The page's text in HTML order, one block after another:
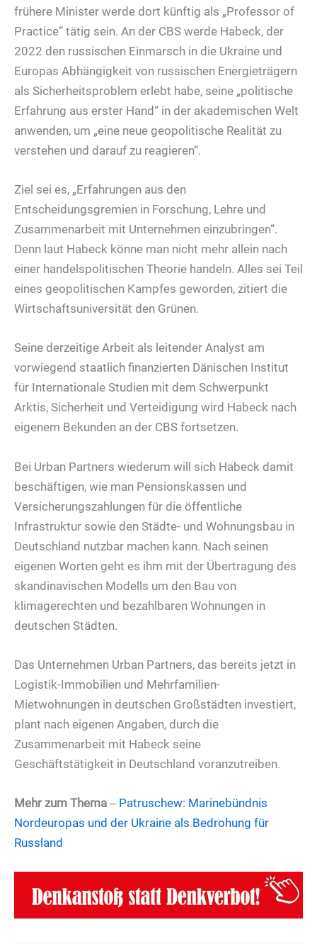
frühere Minister werde dort künftig als „Professor of
Practice“ tätig sein. An der CBS werde Habeck, der
2022 den russischen Einmarsch in die Ukraine und
Europas Abhängigkeit von russischen Energieträgern
als Sicherheitsproblem erlebt habe, seine „politische
Erfahrung aus erster Hand“ in der akademischen Welt
anwenden, um „eine neue geopolitische Realität zu
verstehen und darauf zu reagieren“.
Ziel sei es, „Erfahrungen aus den
Entscheidungsgremien in Forschung, Lehre und
Zusammenarbeit mit Unternehmen einzubringen“.
Denn laut Habeck könne man nicht mehr allein nach
einer handelspolitischen Theorie handeln. Alles sei Teil
eines geopolitischen Kampfes geworden, zitiert die
Wirtschaftsuniversität den Grünen.
Seine derzeitige Arbeit als leitender Analyst am
vorwiegend staatlich finanzierten Dänischen Institut
für Internationale Studien mit dem Schwerpunkt
Arktis, Sicherheit und Verteidigung wird Habeck nach
eigenem Bekunden an der CBS fortsetzen.
Bei Urban Partners wiederum will sich Habeck damit
beschäftigen, wie man Pensionskassen und
Versicherungszahlungen für die öffentliche
Infrastruktur sowie den Städte- und Wohnungsbau in
Deutschland nutzbar machen kann. Nach seinen
eigenen Worten geht es ihm mit der Übertragung des
skandinavischen Modells um den Bau von
klimagerechten und bezahlbaren Wohnungen in
deutschen Städten.
Das Unternehmen Urban Partners, das bereits jetzt in
Logistik-Immobilien und Mehrfamilien-
Mietwohnungen in deutschen Großstädten investiert,
plant nach eigenen Angaben, durch die
Zusammenarbeit mit Habeck seine
Geschäftstätigkeit in Deutschland voranzutreiben.
Mehr zum Thema ‒ Patruschew: Marinebündnis
Nordeuropas und der Ukraine als Bedrohung für
Russland